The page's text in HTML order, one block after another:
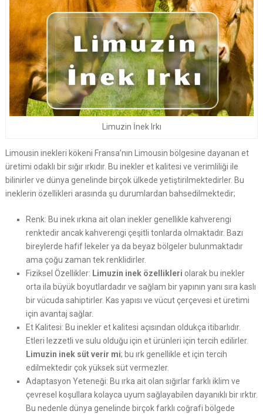
Limuzin İnek Irkı
Limousin inekleri kökeni Fransa’nın Limousin bölgesine dayanan et
üretimi odaklı bir sığır ırkıdır. Bu inekler et kalitesi ve verimliliği ile
bilinirler ve dünya genelinde birçok ülkede yetiştirilmektedirler. Bu
ineklerin özellikleri arasında şu durumlardan bahsedilmektedir;
Renk: Bu inek ırkına ait olan inekler genellikle kahverengi
renktedir ancak kahverengi çeşitli tonlarda olmaktadır. Bazı
bireylerde hafif lekeler ya da beyaz bölgeler bulunmaktadır
ama çoğu zaman tek renklidirler.
Fiziksel Özellikler: Limuzin inek özellikleri olarak bu inekler
orta ila büyük boyutlardadır ve sağlam bir yapının yanı sıra kaslı
bir vücuda sahiptirler. Kas yapısı ve vücut çerçevesi et üretimi
için avantaj sağlar.
Et Kalitesi: Bu inekler et kalitesi açısından oldukça itibarlıdır.
Etleri lezzetli ve sulu olduğu için et ürünleri için tercih edilirler.
Limuzin inek süt verir mi; bu ırk genellikle et için tercih
edilmektedir çok yüksek süt vermezler.
Adaptasyon Yeteneği: Bu ırka ait olan sığırlar farklı iklim ve
çevresel koşullara kolayca uyum sağlayabilen dayanıklı bir ırktır.
Bu nedenle dünya genelinde birçok farklı coğrafi bölgede